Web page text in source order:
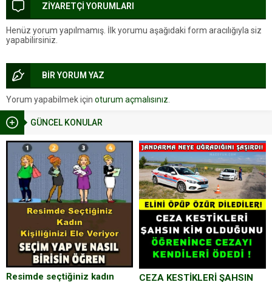
GÜNCEL KONULAR
Resimde seçtiğiniz kadın
CEZA KESTİKLERİ ŞAHSIN
ZİYARETÇİ YORUMLARI
Henüz yorum yapılmamış. İlk yorumu aşağıdaki form aracılığıyla siz
yapabilirsiniz.
BİR YORUM YAZ
Yorum yapabilmek için oturum açmalısınız